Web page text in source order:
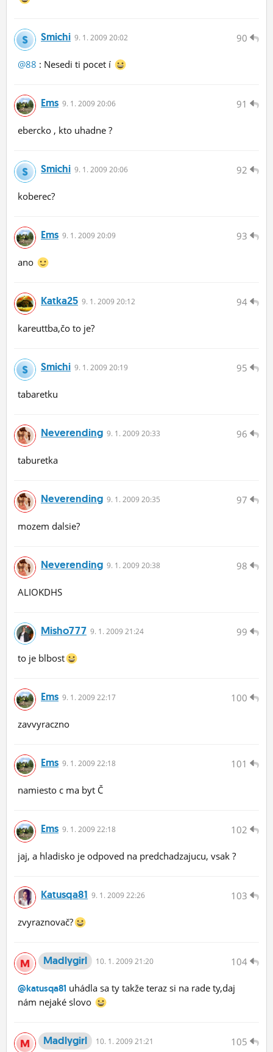
90
Smichi 9. 1. 2009 20:02
@88 : Nesedi ti pocet í
91
Ems 9. 1. 2009 20:06
ebercko , kto uhadne ?
92
Smichi 9. 1. 2009 20:06
koberec?
93
Ems 9. 1. 2009 20:09
ano
94
Katka25 9. 1. 2009 20:12
kareuttba,čo to je?
95
Smichi 9. 1. 2009 20:19
tabaretku
96
Neverending 9. 1. 2009 20:33
taburetka
97
Neverending 9. 1. 2009 20:35
mozem dalsie?
98
Neverending 9. 1. 2009 20:38
ALIOKDHS
99
Misho777 9. 1. 2009 21:24
to je blbost
100
Ems 9. 1. 2009 22:17
zavvyraczno
101
Ems 9. 1. 2009 22:18
namiesto c ma byt Č
102
Ems 9. 1. 2009 22:18
jaj, a hladisko je odpoved na predchadzajucu, vsak ?
103
Katusqa81 9. 1. 2009 22:26
zvyraznovač?
104
Madlygirl 10. 1. 2009 21:20
@katusqa81 uhádla sa ty takže teraz si na rade ty,daj
nám nejaké slovo
105
Madlygirl 10. 1. 2009 21:21